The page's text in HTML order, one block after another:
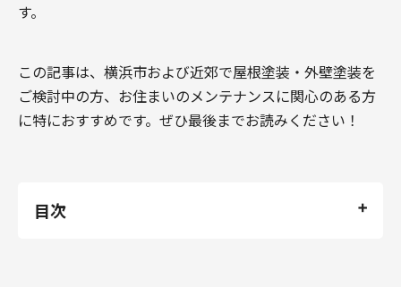
す。
この記事は、横浜市および近郊で屋根塗装・外壁塗装を
ご検討中の方、お住まいのメンテナンスに関心のある方
に特におすすめです。ぜひ最後までお読みください！
目次